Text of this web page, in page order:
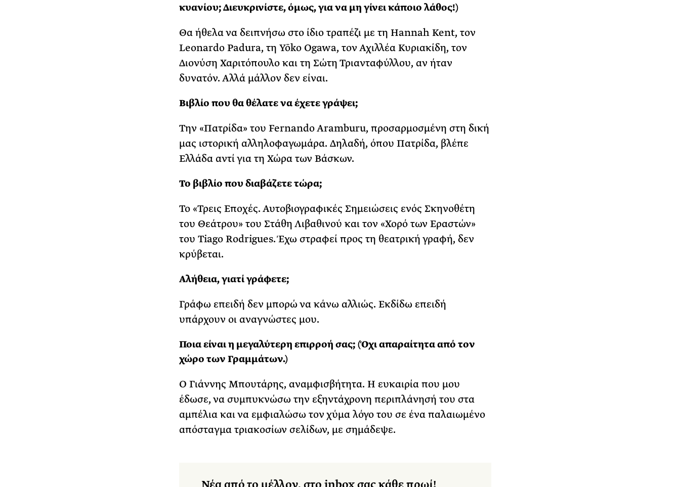
κυανίου; Διευκρινίστε, όμως, για να μη γίνει κάποιο λάθος!)
Θα ήθελα να δειπνήσω στο ίδιο τραπέζι με τη Hannah Kent, τον
Leonardo Padura, τη Yōko Ogawa, τον Αχιλλέα Κυριακίδη, τον
Διονύση Χαριτόπουλο και τη Σώτη Τριανταφύλλου, αν ήταν
δυνατόν. Αλλά μάλλον δεν είναι.
Βιβλίο που θα θέλατε να έχετε γράψει;
Την «Πατρίδα» του Fernando Aramburu, προσαρμοσμένη στη δική
μας ιστορική αλληλοφαγωμάρα. Δηλαδή, όπου Πατρίδα, βλέπε
Ελλάδα αντί για τη Χώρα των Βάσκων.
Το βιβλίο που διαβάζετε τώρα;
Το «Τρεις Εποχές. Αυτοβιογραφικές Σημειώσεις ενός Σκηνοθέτη
του Θεάτρου» του Στάθη Λιβαθινού και τον «Χορό των Εραστών»
του Tiago Rodrigues. Έχω στραφεί προς τη θεατρική γραφή, δεν
κρύβεται.
Αλήθεια, γιατί γράφετε;
Γράφω επειδή δεν μπορώ να κάνω αλλιώς. Εκδίδω επειδή
υπάρχουν οι αναγνώστες μου.
Ποια είναι η μεγαλύτερη επιρροή σας; (Όχι απαραίτητα από τον
χώρο των Γραμμάτων.)
Ο Γιάννης Μπουτάρης, αναμφισβήτητα. Η ευκαιρία που μου
έδωσε, να συμπυκνώσω την εξηντάχρονη περιπλάνησή του στα
αμπέλια και να εμφιαλώσω τον χύμα λόγο του σε ένα παλαιωμένο
απόσταγμα τριακοσίων σελίδων, με σημάδεψε.